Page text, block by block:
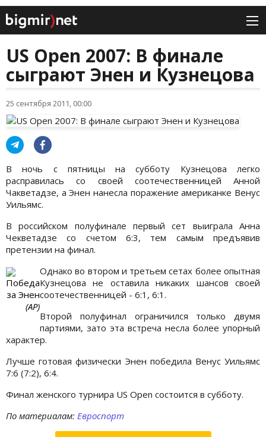
US Open 2007: В финале
сыграют Энен и Кузнецова
25 сентября 2011, 00:00
В ночь с пятницы на субботу Кузнецова легко
расправилась со своей соотечественницей Анной
Чакветадзе, а Энен нанесла поражение американке Венус
Уильямс.
В российском полуфинале первый сет выиграла Анна
Чекветадзе со счетом 6:3, тем самым предъявив
претензии на финал.
Победа
за Энен
(АР)
Однако во втором и третьем сетах более опытная
Кузнецова не оставила никаких шансов своей
соотечественницей - 6:1, 6:1.
Второй полуфинал ограничился только двумя
партиями, зато эта встреча несла более упорный
характер.
Лучше готовая физически Энен победила Венус Уильямс
7:6 (7:2), 6:4.
Финал женского турнира US Open состоится в субботу.
По материалам: Евроспорт